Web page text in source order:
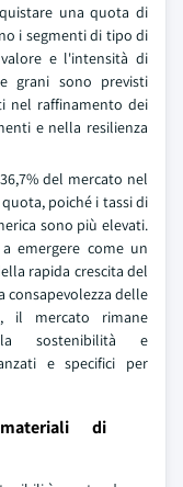
una quota di
i segmenti di tipo di
e l'intensità di
grani sono previsti
nel raffinamento dei
e nella resilienza
del mercato nel
poiché i tassi di
sono più elevati.
emergere come un
rapida crescita del
delle
il mercato rimane
sostenibilità e
e specifici per
di